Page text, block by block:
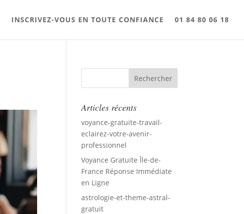
INSCRIVEZ-VOUS EN TOUTE CONFIANCE 01 84 80 06 18
Articles récents
voyance-gratuite-travail-
eclairez-votre-avenir-
professionnel
Voyance Gratuite Île-de-
France Réponse Immédiate
en Ligne
astrologie-et-theme-astral-
gratuit